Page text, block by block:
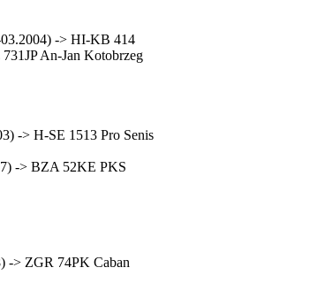
-> HI-KB 414
An-Jan Kotobrzeg
-> H-SE 1513 Pro Senis
-> BZA 52KE PKS
-> ZGR 74PK Caban